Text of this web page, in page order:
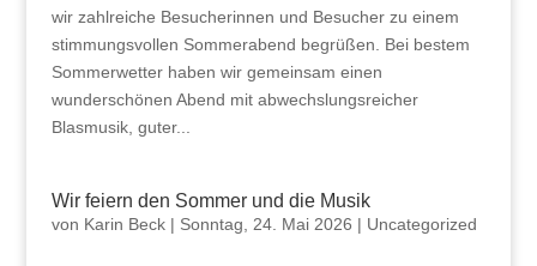
wir zahlreiche Besucherinnen und Besucher zu einem
stimmungsvollen Sommerabend begrüßen. Bei bestem
Sommerwetter haben wir gemeinsam einen
wunderschönen Abend mit abwechslungsreicher
Blasmusik, guter...
Wir feiern den Sommer und die Musik
von Karin Beck| Sonntag, 24. Mai 2026 | Uncategorized